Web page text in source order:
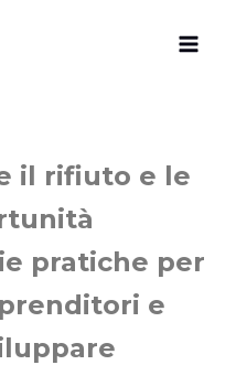
il rifiuto e le
pratiche per
e